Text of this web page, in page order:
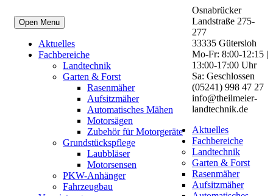
Open Menu
Aktuelles
Fachbereiche
Landtechnik
Garten & Forst
Rasenmäher
Aufsitzmäher
Automatisches Mähen
Motorsägen
Zubehör für Motorgeräte
Grundstückspflege
Laubbläser
Motorsensen
PKW-Anhänger
Fahrzeugbau
Osnabrücker
Landstraße 275-
277
33335 Gütersloh
Mo-Fr: 8:00-12:15 |
13:00-17:00 Uhr
Sa: Geschlossen
(05241) 998 47 27
info@theilmeier-
landtechnik.de
Aktuelles
Fachbereiche
Landtechnik
Garten & Forst
Rasenmäher
Aufsitzmäher